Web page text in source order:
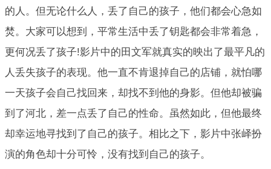
的人。但无论什么人，丢了自己的孩子，他们都会心急如
焚。大家可以想到，平常生活中丢了钥匙都会非常着急，
更何况丢了孩子!影片中的田文军就真实的映出了最平凡的
人丢失孩子的表现。他一直不肯退掉自己的店铺，就怕哪
一天孩子会自己找回来，却找不到他的身影。但他却被骗
到了河北，差一点丢了自己的性命。虽然如此，但他最终
却幸运地寻找到了自己的孩子。相比之下，影片中张峄扮
演的角色却十分可怜，没有找到自己的孩子。